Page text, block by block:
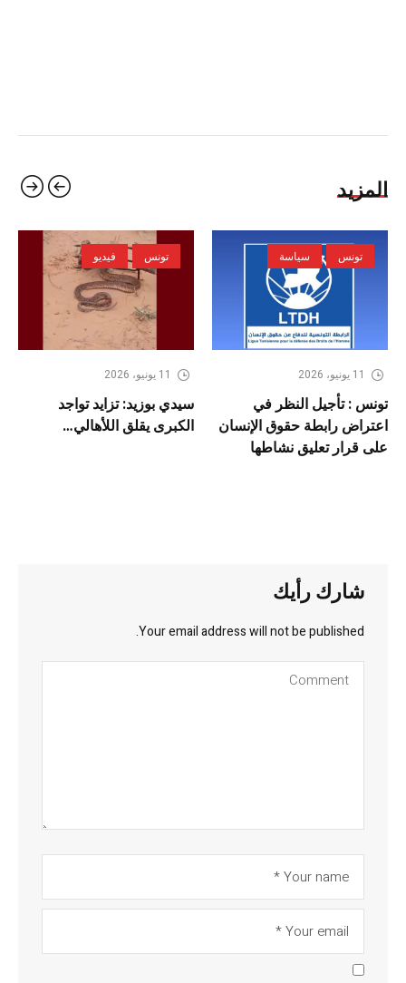
المزيد
تونس سياسة
11 يونيو، 2026
تونس : تأجيل النظر في
اعتراض رابطة حقوق الإنسان
على قرار تعليق نشاطها
تونس فيديو
11 يونيو، 2026
سيدي بوزيد: تزايد تواجد
الكبرى يقلق اللأهالي…
شارك رأيك
Your email address will not be published.